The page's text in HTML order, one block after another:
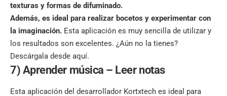
texturas y formas de difuminado.
Además, es ideal para realizar bocetos y experimentar con
la imaginación. Esta aplicación es muy sencilla de utilizar y
los resultados son excelentes. ¿Aún no la tienes?
Descárgala desde aquí.
7) Aprender música – Leer notas
Esta aplicación del desarrollador Kortxtech es ideal para